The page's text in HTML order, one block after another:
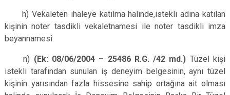
h) Vekaleten ihaleye katılma halinde,istekli adına katılan
kişinin noter tasdikli vekaletnamesi ile noter tasdikli imza
beyannamesi.
n) (Ek: 08/06/2004 – 25486 R.G. /42 md.) Tüzel kişi
istekli tarafından sunulan iş deneyim belgesinin, aynı tüzel
kişinin yarısından fazla hissesine sahip ortağına ait olması